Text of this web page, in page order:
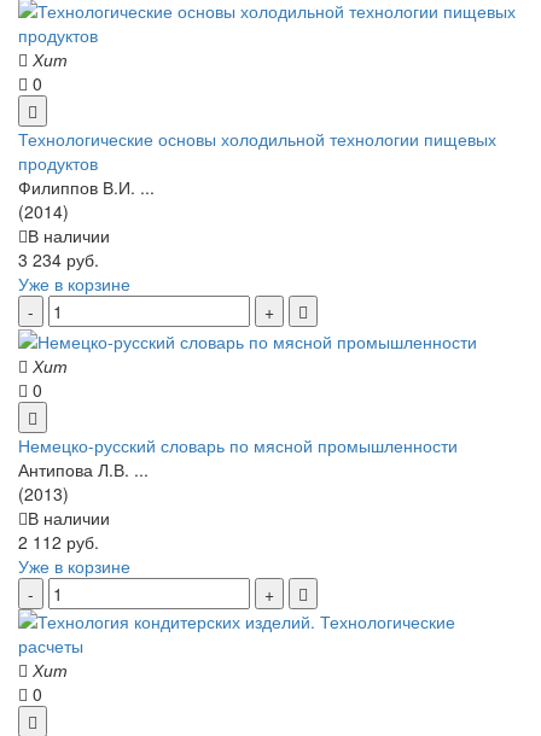
Хит
0
Технологические основы холодильной технологии пищевых
продуктов
Филиппов В.И. ...
(2014)
В наличии
3 234 руб.
Уже в корзине
Хит
0
Немецко-русский словарь по мясной промышленности
Антипова Л.В. ...
(2013)
В наличии
2 112 руб.
Уже в корзине
Хит
0